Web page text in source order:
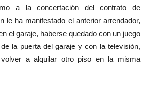
a la concertación del contrato de
le ha manifestado el anterior arrendador,
el garaje, haberse quedado con un juego
la puerta del garaje y con la televisión,
a alquilar otro piso en la misma